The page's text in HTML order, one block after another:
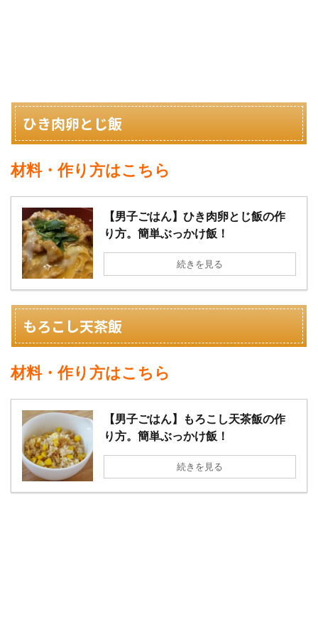
ひき肉卵とじ飯
材料・作り方はこちら
【男子ごはん】ひき肉卵とじ飯の作
り方。簡単ぶっかけ飯！
続きを見る
もろこし天茶飯
材料・作り方はこちら
【男子ごはん】もろこし天茶飯の作
り方。簡単ぶっかけ飯！
続きを見る